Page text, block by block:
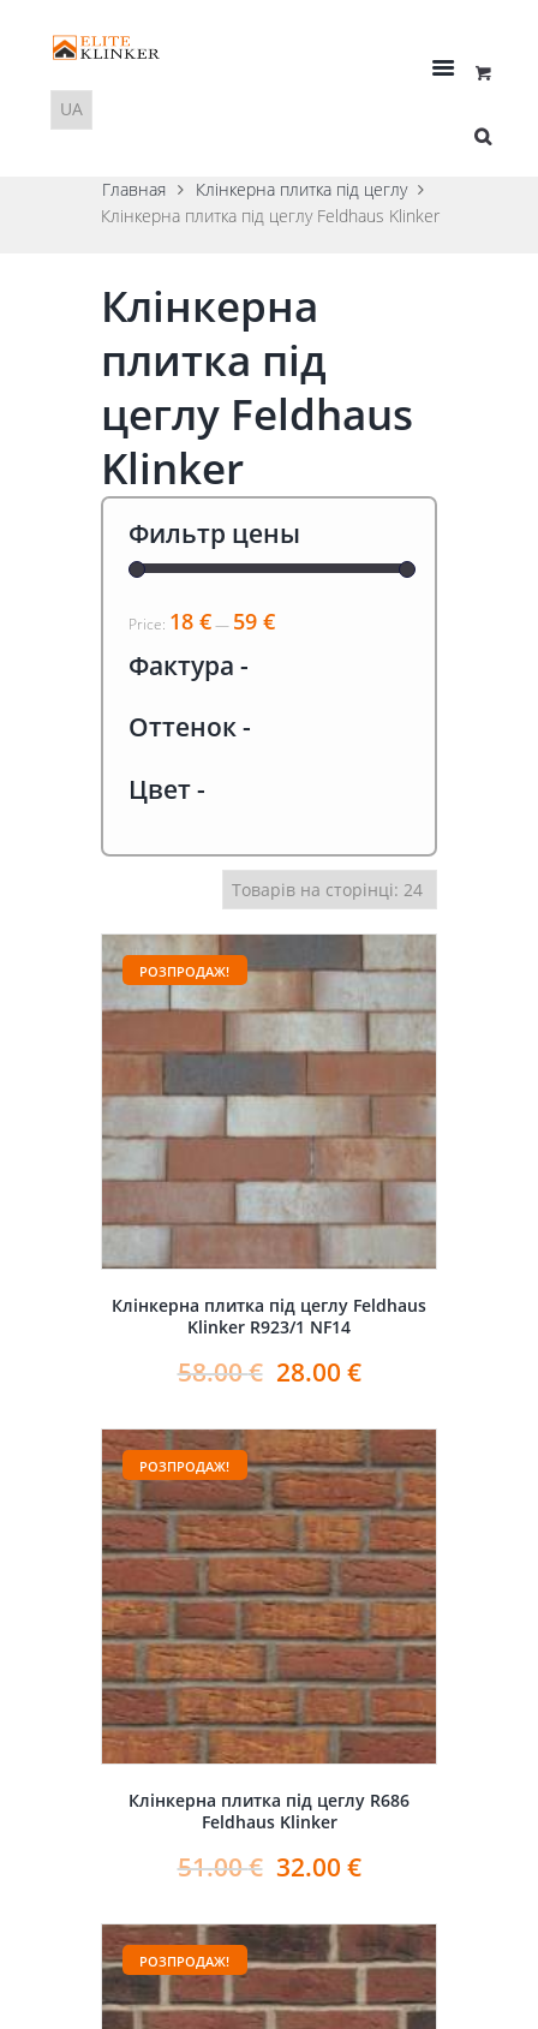
Главная
Клінкерна плитка під цеглу
Клінкерна плитка під цеглу Feldhaus Klinker
Клінкерна
плитка під
цеглу Feldhaus
Klinker
Фильтр цены
Price: 18 €— 59 €
Фактура -
Оттенок-
Цвет-
РОЗПРОДАЖ!
Клінкерна плитка під цеглу Feldhaus
Klinker R923/1 NF14
58.00€ 28.00 €
РОЗПРОДАЖ!
Клінкерна плитка під цеглу R686
Feldhaus Klinker
51.00€ 32.00 €
РОЗПРОДАЖ!